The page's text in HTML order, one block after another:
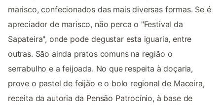
marisco, confecionados das mais diversas formas. Se é
apreciador de marisco, não perca o "Festival da
Sapateira", onde pode degustar esta iguaria, entre
outras. São ainda pratos comuns na região o
serrabulho e a feijoada. No que respeita à doçaria,
prove o pastel de feijão e o bolo regional de Maceira,
receita da autoria da Pensão Patrocínio, à base de